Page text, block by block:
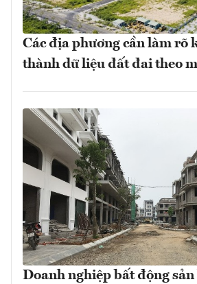
Các địa phương cần làm rõ
thành dữ liệu đất đai theo
Doanh nghiệp bất động